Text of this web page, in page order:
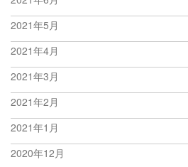
2021年5月
2021年4月
2021年3月
2021年2月
2021年1月
2020年12月